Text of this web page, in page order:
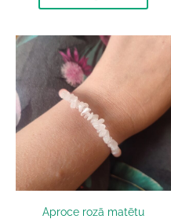
Aproce rozā matētu